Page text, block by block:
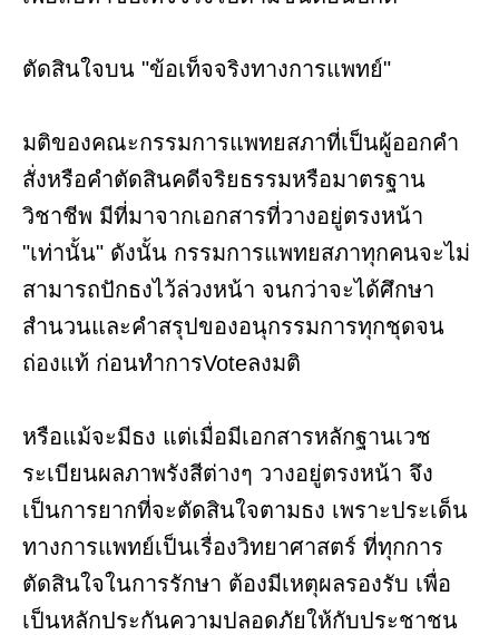
ตัดสินใจบน "ข้อเท็จจริงทางการแพทย์"
มติของคณะกรรมการแพทยสภาที่เป็นผู้ออกคำ
สั่งหรือคำตัดสินคดีจริยธรรมหรือมาตรฐาน
วิชาชีพ มีที่มาจากเอกสารที่วางอยู่ตรงหน้า
"เท่านั้น" ดังนั้น กรรมการแพทยสภาทุกคนจะไม่
สามารถปักธงไว้ล่วงหน้า จนกว่าจะได้ศึกษา
สำนวนและคำสรุปของอนุกรรมการทุกชุดจน
ถ่องแท้ ก่อนทำการVoteลงมติ
หรือแม้จะมีธง แต่เมื่อมีเอกสารหลักฐานเวช
ระเบียนผลภาพรังสีต่างๆ วางอยู่ตรงหน้า จึง
เป็นการยากที่จะตัดสินใจตามธง เพราะประเด็น
ทางการแพทย์เป็นเรื่องวิทยาศาสตร์ ที่ทุกการ
ตัดสินใจในการรักษา ต้องมีเหตุผลรองรับ เพื่อ
เป็นหลักประกันความปลอดภัยให้กับประชาชน